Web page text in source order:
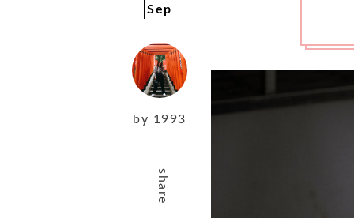
Sep
by 1993
share